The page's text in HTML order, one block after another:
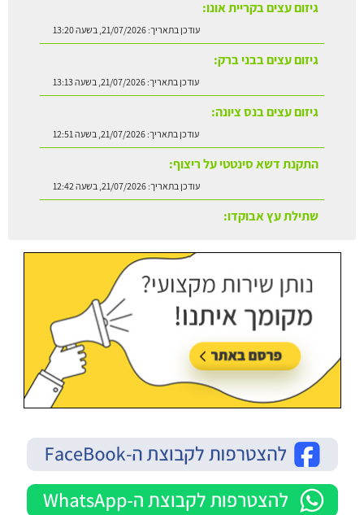
גיזום עצים בבני ברק:
21/07/2026, בשעה 13:13
גיזום עצים בנס ציונה:
21/07/2026, בשעה 12:51
התקנת דשא סינטטי על ריצוף:
21/07/2026, בשעה 12:42
שתילת עץ אבוקדו:
21/07/2026, בשעה 13:24